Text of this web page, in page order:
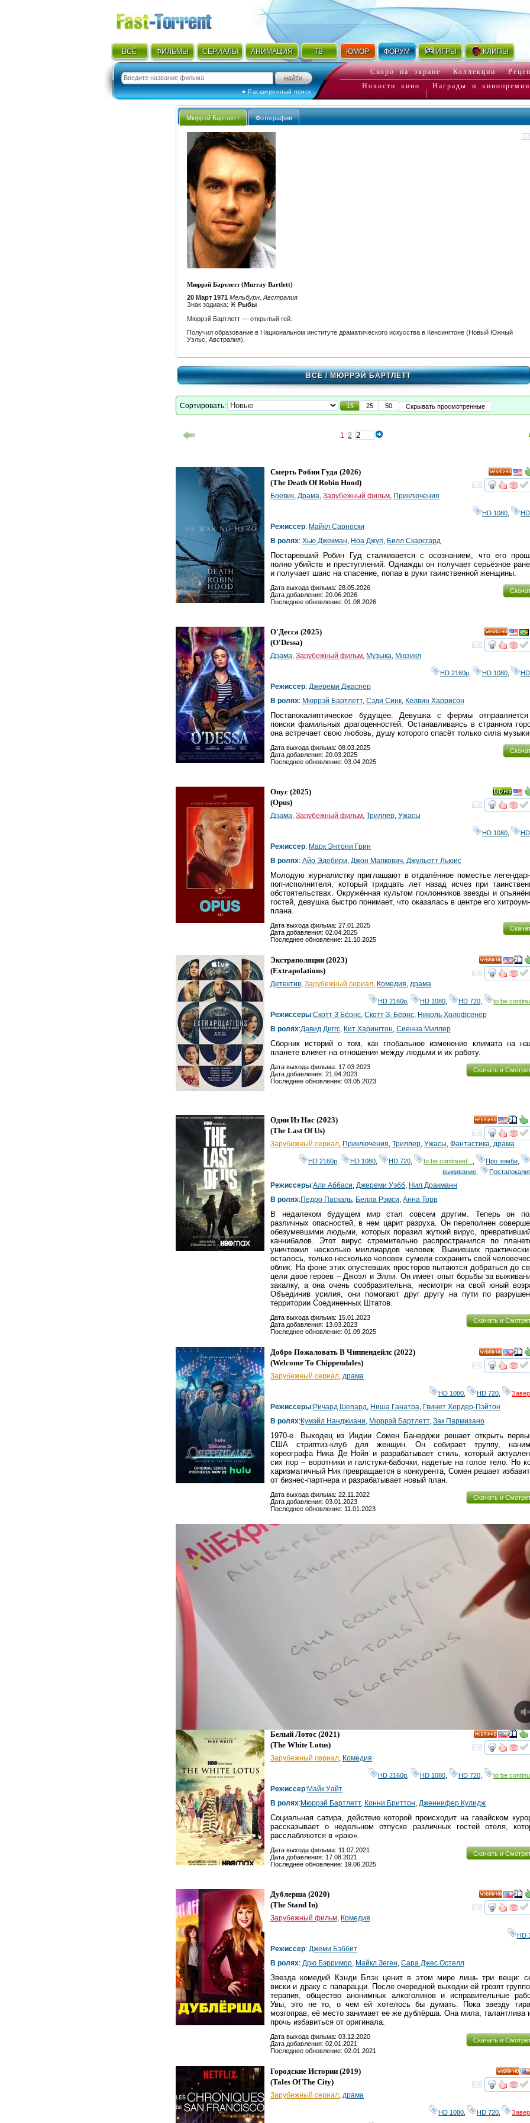
ВСЁ ФИЛЬМЫ СЕРИАЛЫ АНИМАЦИЯ ТВ ЮМОР ФОРУМ ИГРЫ КЛИПЫ
● Расширенный поиск
Скоро на экране Коллекции
Новости кино
Награды и кинопремии
Мюррэй Бартлетт Фотографии
Мюррэй Бартлетт (Murray Bartlett)
20 Март 1971 Мельбурн, Австралия
Знак зодиака: ♓ Рыбы
Мюррэй Бартлетт — открытый гей.
Получил образование в Национальном институте драматического искусства в Кенсингтоне (Новый Южный
Уэльс, Австралия).
ВСЁ/ МЮРРЭЙ БАРТЛЕТТ
Сортировать: 15 25 50 Скрывать просмотренные
1 2
HD
Смерть Робин Гуда (2026)
(The Death Of Robin Hood)
Боевик, Драма, Зарубежный фильм, Приключения
HD 1080
Режиссер: Майкл Сарноски
В ролях: Хью Джекман, Ноа Джуп, Билл Скарсгард
Постаревший Робин Гуд сталкивается с осознанием, что его
полно убийств и преступлений. Однажды он получает серьёзное
и получает шанс на спасение, попав в руки таинственной женщины.
Дата выхода фильма: 28.05.2026
Дата добавления: 20.06.2026
Последнее обновление: 01.08.2026
HD
О'Десса (2025)
(O'Dessa)
Драма, Зарубежный фильм, Музыка, Мюзикл
HD 2160р HD 1080
Режиссер: Джереми Джаспер
В ролях: Мюррэй Бартлетт, Сэди Синк, Келвин Харрисон
Постапокалиптическое будущее. Девушка с фермы
поиски фамильных драгоценностей. Останавливаясь в странном
она встречает свою любовь, душу которого спасёт только сила
Дата выхода фильма: 08.03.2025
Дата добавления: 20.03.2025
Последнее обновление: 03.04.2025
Опус (2025)
(Opus)
Драма, Зарубежный фильм, Триллер, Ужасы
HD 1080
Режиссер: Марк Энтони Грин
В ролях: Айо Эдебири, Джон Малкович, Джульетт Льюис
Молодую журналистку приглашают в отдалённое поместье
поп-исполнителя, который тридцать лет назад исчез при
обстоятельствах. Окружённая культом поклонников звезды и
гостей, девушка быстро понимает, что оказалась в центре его
плана.
Дата выхода фильма: 27.01.2025
Дата добавления: 02.04.2025
Последнее обновление: 21.10.2025
HD
Экстраполяции (2023)
(Extrapolations)
Детектив, Зарубежный сериал, Комедия, драма
HD 2160р HD 1080 HD 720 to be
Режиссеры:Скотт З Бёрнс, Скотт З. Бёрнс, Николь Холофсенер
В ролях:Давид Диггс, Кит Харингтон, Сиенна Миллер
Сборник историй о том, как глобальное изменение климата на
планете влияет на отношения между людьми и их работу.
Скачать и
Дата выхода фильма: 17.03.2023
Дата добавления: 21.04.2023
Последнее обновление: 03.05.2023
HD
Одни Из Нас (2023)
(The Last Of Us)
Зарубежный сериал, Приключения, Триллер, Ужасы, Фантастика, драма
HD 2160р HD 1080 HD 720 to be continued... Про зомби
выживание
Режиссеры:Али Аббаси, Джереми Уэбб, Нил Дракманн
В ролях:Педро Паскаль, Белла Рэмси, Анна Торв
В недалеком будущем мир стал совсем другим. Теперь он
различных опасностей, в нем царит разруха. Он переполнен
обезумевшими людьми, которых поразил жуткий вирус,
каннибалов. Этот вирус стремительно распространился по
уничтожил несколько миллиардов человек. Выживших
осталось, только несколько человек сумели сохранить свой
облик. На фоне этих опустевших просторов пытаются добраться до
цели двое героев – Джоэл и Элли. Он имеет опыт борьбы за
закалку, а она очень сообразительна, несмотря на свой юный
Объединив усилия, они помогают друг другу на пути по
территории Соединенных Штатов.
Скачать и
Дата выхода фильма: 15.01.2023
Дата добавления: 13.03.2023
Последнее обновление: 01.09.2025
HD
Добро Пожаловать В Чиппендейлс (2022)
(Welcome To Chippendales)
Зарубежный сериал драма
HD 1080 HD 720
Режиссеры:Ричард Шепард Ниша Ганатра Гвинет Хердер-Пэйтон
В ролях:Кумэйл Нанджиани Мюррэй Бартлетт, Зак Пармизано
1970-е. Выходец из Индии Сомен Банерджи решает открыть
США стриптиз-клуб для женщин. Он собирает труппу,
хореографа Ника Де Нойя и разрабатывает стиль, который
сих пор − воротники и галстуки-бабочки, надетые на голое тело. Но
харизматичный Ник превращается в конкурента, Сомен решает
от бизнес-партнера и разрабатывает новый план.
Скачать и
Дата выхода фильма: 22.11.2022
Дата добавления: 03.01.2023
Последнее обновление: 11.01.2023
HD
Белый Лотос (2021)
(The White Lotus)
Зарубежный сериал, Комедия
HD 2160р HD 1080 HD 720 to be
Режиссер:Майк Уайт
В ролях:Мюррэй Бартлетт, Конни Бриттон, Дженнифер Кулидж
Социальная сатира, действие которой происходит на гавайском
рассказывает о недельном отпуске различных гостей отеля,
расслабляются в «раю».
Скачать и
Дата выхода фильма: 11.07.2021
Дата добавления: 17.08.2021
Последнее обновление: 19.06.2025
HD
Дублерша (2020)
(The Stand In)
Зарубежный фильм, Комедия
HD
Режиссер: Джеми Бэббит
В ролях: Дрю Бэрримор, Майкл Зеген, Сара Джес Остелл
Звезда комедий Кэнди Блэк ценит в этом мире лишь три вещи:
виски и драку с папарацци. После очередной выходки ей грозят
терапия, общество анонимных алкоголиков и исправительные
Увы, это не то, о чем ей хотелось бы думать. Пока звезду
мозгоправ, её место занимает ее же дублёрша. Она мила, талантлива
прочь избавиться от оригинала.
Скачать и
Дата выхода фильма: 03.12.2020
Дата добавления: 02.01.2021
Последнее обновление: 02.01.2021
HD
Городские Истории (2019)
(Tales Of The City)
Зарубежный сериал, драма
HD 1080 HD 720